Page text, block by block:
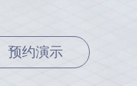
预约演示